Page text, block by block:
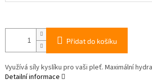
Přidat do košíku
Využívá síly kyslíku pro vaši pleť. Maximální
Detailní informace